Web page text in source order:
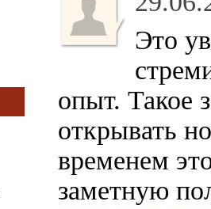
Это
опыт. Такое
открывать
временем
заметную